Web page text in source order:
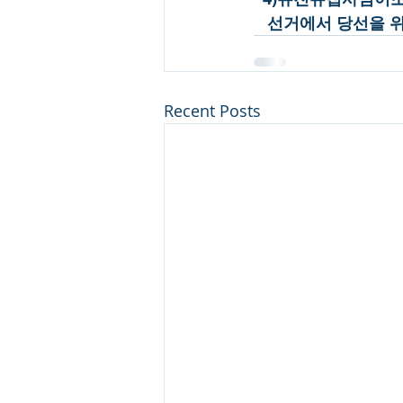
선거에서 당선을
Recent Posts